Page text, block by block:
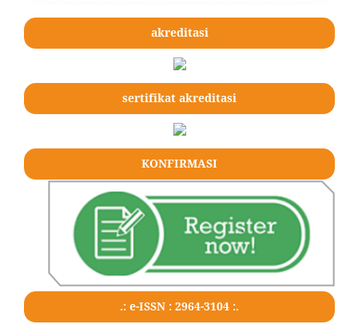
akreditasi
sertifikat akreditasi
KONFIRMASI
.: e-ISSN : 2964-3104 :.